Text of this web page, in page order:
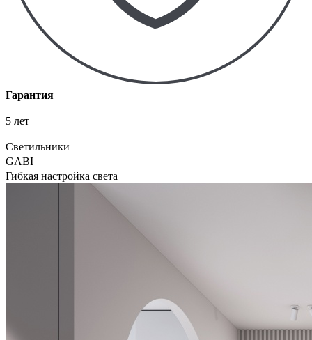
Гарантия
5 лет
Светильники
GABI
Гибкая настройка света